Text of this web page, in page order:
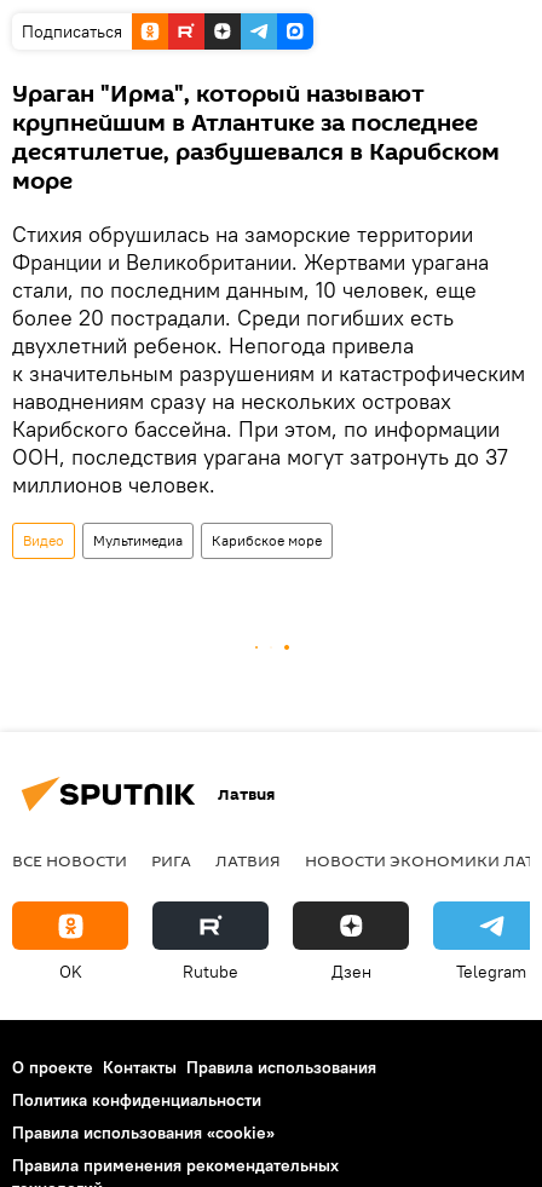
Подписаться
Ураган "Ирма", который называют
крупнейшим в Атлантике за последнее
десятилетие, разбушевался в Карибском
море
Стихия обрушилась на заморские территории
Франции и Великобритании. Жертвами урагана
стали, по последним данным, 10 человек, еще
более 20 пострадали. Среди погибших есть
двухлетний ребенок. Непогода привела
к значительным разрушениям и катастрофическим
наводнениям сразу на нескольких островах
Карибского бассейна. При этом, по информации
ООН, последствия урагана могут затронуть до 37
миллионов человек.
Видео Мультимедиа Карибское море
Латвия
ВСЕ НОВОСТИ РИГА ЛАТВИЯ НОВОСТИ ЭКОНОМИКИ
OK Rutube Дзен Telegram
О проекте Контакты Правила использования
Политика конфиденциальности
Правила использования «cookie»
Правила применения рекомендательных